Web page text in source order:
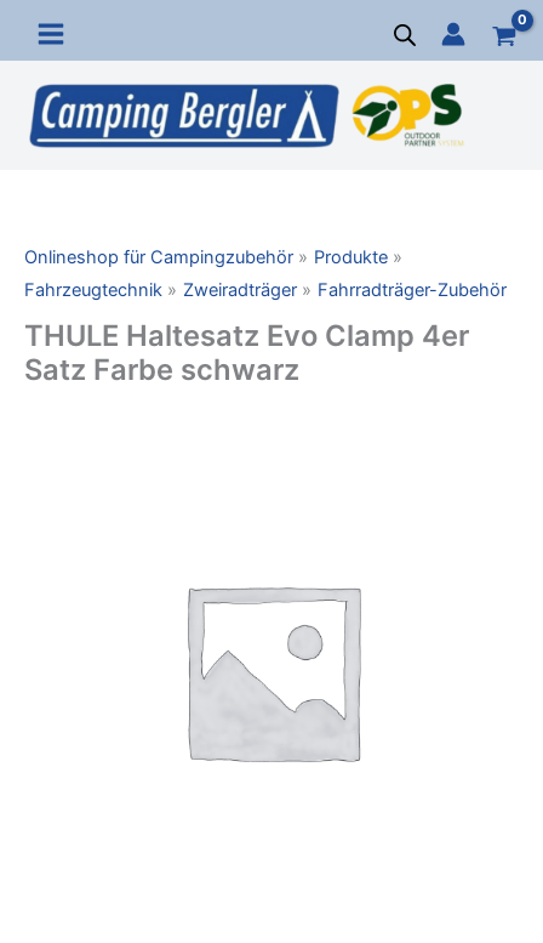
Inhalt
springen
Onlineshop für Campingzubehör
Produkte
Fahrzeugtechnik
Zweiradträger Fahrradträger-Zubehör
THULE Haltesatz Evo Clamp 4er
Satz Farbe schwarz